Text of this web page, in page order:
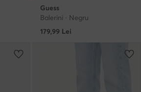
Guess
Balerini · Negru
179,99 Lei